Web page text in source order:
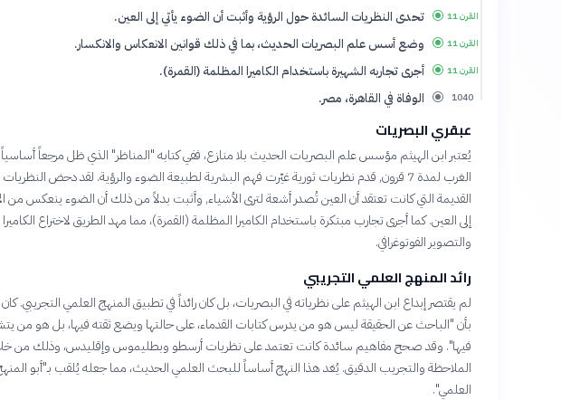
القرن 11 تحدى النظريات السائدة حول الرؤية وأثبت أن الضوء يأتي إلى العين.
القرن 11 وضع أسس علم البصريات الحديث، بما في ذلك قوانين الانعكاس والانكسار.
القرن 11 أجرى تجاربه الشهيرة باستخدام الكاميرا المظلمة (القمرة).
1040 الوفاة في القاهرة، مصر.
عبقري البصريات
يُعتبر ابن الهيثم مؤسس علم البصريات الحديث بلا منازع، ففي كتابه "المناظر" الذي ظل مرجعاً
الغرب لمدة 7 قرون, قدم نظريات ثورية غيّرت فهم البشرية لطبيعة الضوء والرؤية. لقد دحض النظريات
القديمة التي كانت تعتقد أن العين تُصدر أشعة لترى الأشياء, وأثبت بدلاً من ذلك أن الضوء ينعكس من
إلى العين. كما أجرى تجارب مبتكرة باستخدام الكاميرا المظلمة (القمرة)، مما مهد الطريق لاختراع
والتصوير الفوتوغرافي.
رائد المنهج العلمي التجريبي
لم يقتصر إبداع ابن الهيثم على نظرياته في البصريات، بل كان رائداً في تطبيق المنهج العلمي التجريبي.
بأن "الباحث عن الحقيقة ليس هو من يدرس كتابات القدماء، على حالتها ويضع ثقته فيها، بل هو من
فيها". وقد صحح مفاهيم سائدة كانت تعتمد على نظريات أرسطو وبطليموس وإقليدس، وذلك من
الملاحظة والتجريب الدقيق. يُعَد هذا النهج أساساً للبحث العلمي الحديث، مما جعله يُلقب بـ"أبو
العلمي".